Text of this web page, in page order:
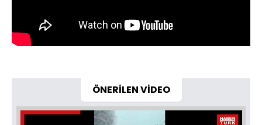
ÖNERİLEN VİDEO